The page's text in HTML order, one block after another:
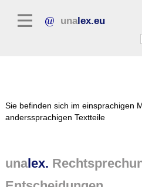
unalex.eu
Sie befinden sich im einsprachigen
anderssprachigen Textteile
unalex.